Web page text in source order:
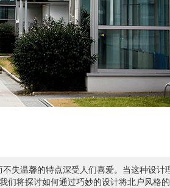
失温馨的特点深受人们喜爱。当这种设
们将探讨如何通过巧妙的设计将北户风格